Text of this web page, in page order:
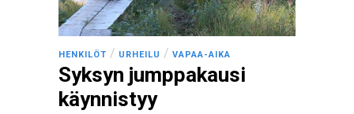
HENKILÖT / URHEILU / VAPAA-AIKA
Syksyn jumppakausi
käynnistyy